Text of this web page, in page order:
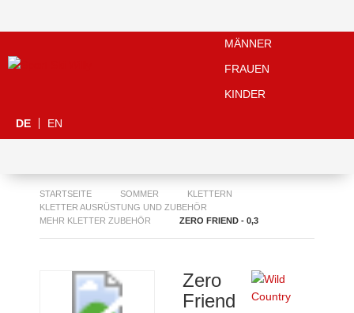
MÄNNER
FRAUEN
KINDER
DE EN
STARTSEITE SOMMER
KLETTERN
KLETTER AUSRÜSTUNG UND ZUBEHÖR
MEHR KLETTER ZUBEHÖR
ZERO FRIEND - 0,3
Zero
Friend